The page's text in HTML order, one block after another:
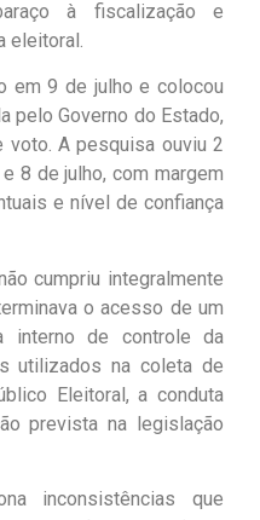
à fiscalização e
eleitoral.
em 9 de julho e colocou
pelo Governo do Estado,
voto. A pesquisa ouviu 2
8 de julho, com margem
e nível de confiança
cumpriu integralmente
o acesso de um
interno de controle da
utilizados na coleta de
Eleitoral, a conduta
prevista na legislação
inconsistências que